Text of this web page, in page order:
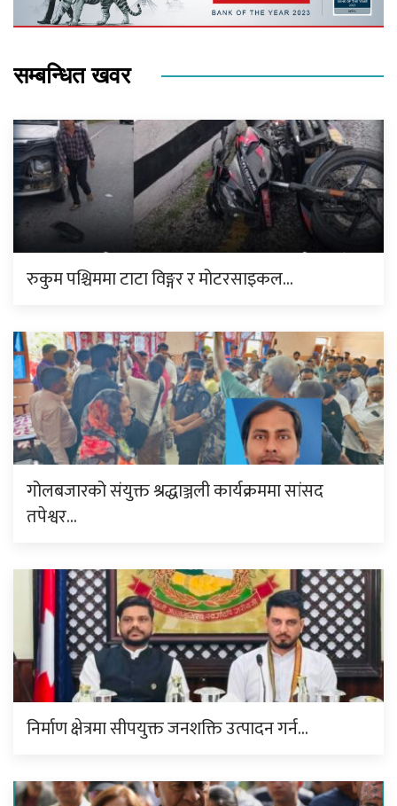
सम्बन्धित खवर
रुकुम पश्चिममा टाटा विङ्गर र मोटरसाइकल…
गोलबजारको संयुक्त श्रद्धाञ्जली कार्यक्रममा सांसद
तपेश्वर…
निर्माण क्षेत्रमा सीपयुक्त जनशक्ति उत्पादन गर्न…